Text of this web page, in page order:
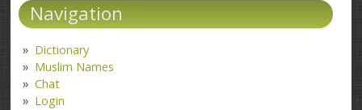
Navigation
Dictionary
Muslim Names
Chat
Login